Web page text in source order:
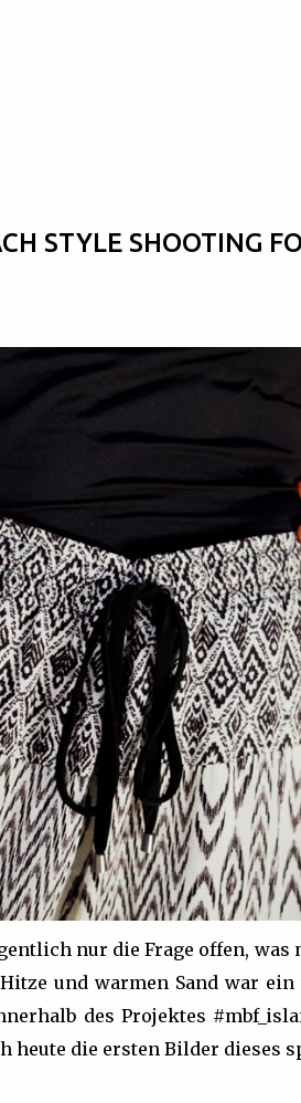
STYLE SHOOTING
nur die Frage offen,
und warmen Sand war
des Projektes
heute die ersten Bilder dieses